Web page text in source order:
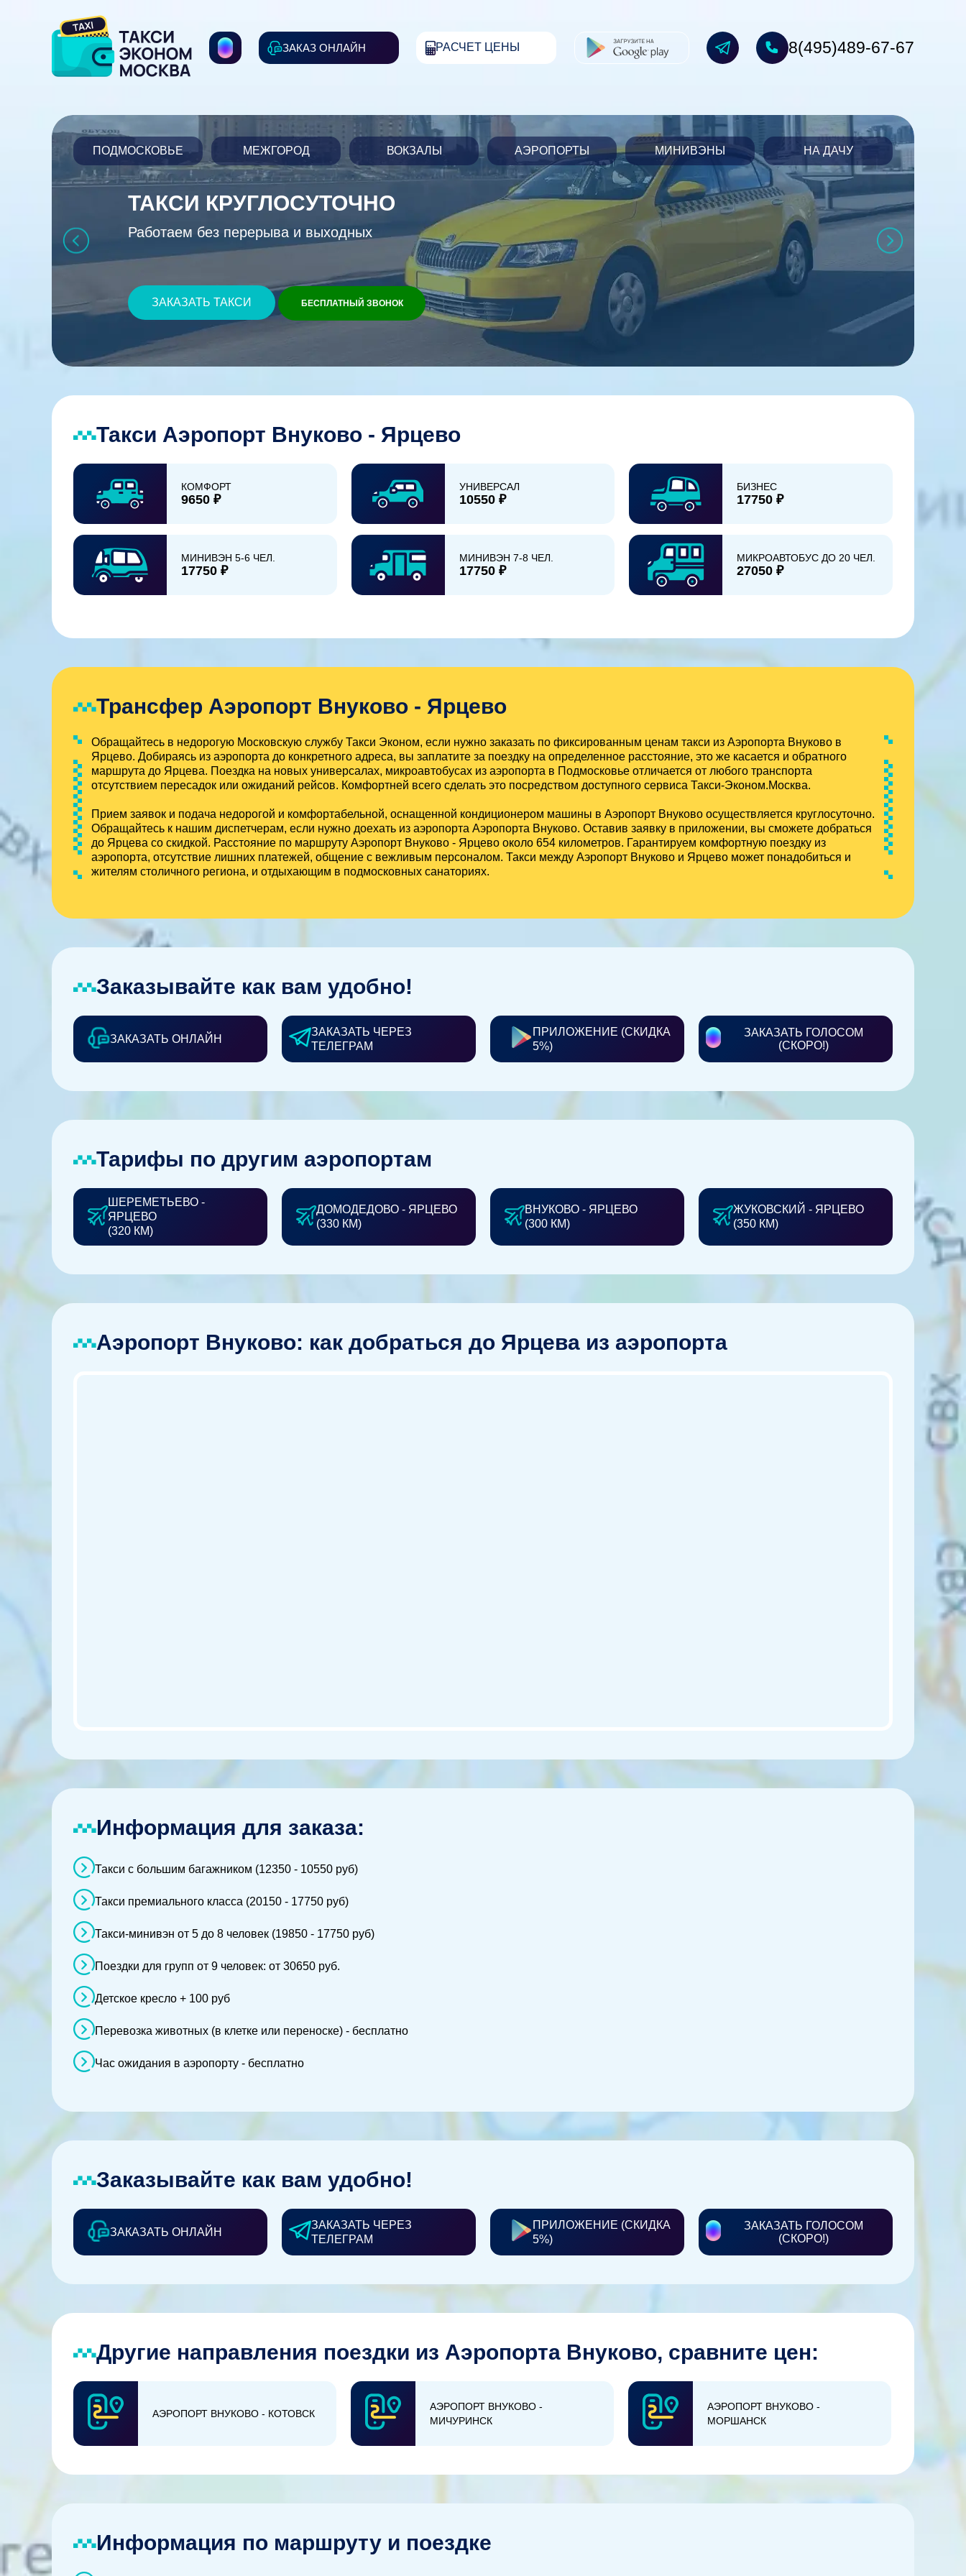
ЗАКАЗ ОНЛАЙН РАСЧЕТ ЦЕНЫ 8(495)489-67-67
ПОДМОСКОВЬЕ МЕЖГОРОД ВОКЗАЛЫ АЭРОПОРТЫ МИНИВЭНЫ НА ДАЧУ
ТАКСИ КРУГЛОСУТОЧНО
Работаем без перерыва и выходных
ЗАКАЗАТЬ ТАКСИ БЕСПЛАТНЫЙ ЗВОНОК
Такси Аэропорт Внуково - Ярцево
КОМФОРТ
9650 ₽
УНИВЕРСАЛ
10550 ₽
БИЗНЕС
17750 ₽
МИНИВЭН 5-6 ЧЕЛ.
17750 ₽
МИНИВЭН 7-8 ЧЕЛ.
17750 ₽
МИКРОАВТОБУС ДО 20 ЧЕЛ.
27050 ₽
Трансфер Аэропорт Внуково - Ярцево
Обращайтесь в недорогую Московскую службу Такси Эконом, если нужно заказать по фиксированным ценам такси из Аэропорта Внуково в
Ярцево. Добираясь из аэропорта до конкретного адреса, вы заплатите за поездку на определенное расстояние, это же касается и обратного
маршрута до Ярцева. Поездка на новых универсалах, микроавтобусах из аэропорта в Подмосковье отличается от любого транспорта
отсутствием пересадок или ожиданий рейсов. Комфортней всего сделать это посредством доступного сервиса Такси-Эконом.Москва.
Прием заявок и подача недорогой и комфортабельной, оснащенной кондиционером машины в Аэропорт Внуково осуществляется круглосуточно.
Обращайтесь к нашим диспетчерам, если нужно доехать из аэропорта Аэропорта Внуково. Оставив заявку в приложении, вы сможете добраться
до Ярцева со скидкой. Расстояние по маршруту Аэропорт Внуково - Ярцево около 654 километров. Гарантируем комфортную поездку из
аэропорта, отсутствие лишних платежей, общение с вежливым персоналом. Такси между Аэропорт Внуково и Ярцево может понадобиться и
жителям столичного региона, и отдыхающим в подмосковных санаториях.
Заказывайте как вам удобно!
ЗАКАЗАТЬ ОНЛАЙН
ЗАКАЗАТЬ ЧЕРЕЗ
ТЕЛЕГРАМ
ПРИЛОЖЕНИЕ (СКИДКА
5%)
ЗАКАЗАТЬ ГОЛОСОМ
(СКОРО!)
Тарифы по другим аэропортам
ШЕРЕМЕТЬЕВО -
ЯРЦЕВО
(320 КМ)
ДОМОДЕДОВО - ЯРЦЕВО
(330 КМ)
ВНУКОВО - ЯРЦЕВО
(300 КМ)
ЖУКОВСКИЙ - ЯРЦЕВО
(350 КМ)
Аэропорт Внуково: как добраться до Ярцева из аэропорта
Информация для заказа:
Такси с большим багажником (12350 - 10550 руб)
Такси премиального класса (20150 - 17750 руб)
Такси-минивэн от 5 до 8 человек (19850 - 17750 руб)
Поездки для групп от 9 человек: от 30650 руб.
Детское кресло + 100 руб
Перевозка животных (в клетке или переноске) - бесплатно
Час ожидания в аэропорту - бесплатно
Заказывайте как вам удобно!
ЗАКАЗАТЬ ОНЛАЙН
ЗАКАЗАТЬ ЧЕРЕЗ
ТЕЛЕГРАМ
ПРИЛОЖЕНИЕ (СКИДКА
5%)
ЗАКАЗАТЬ ГОЛОСОМ
(СКОРО!)
Другие направления поездки из Аэропорта Внуково, сравните цен:
АЭРОПОРТ ВНУКОВО - КОТОВСК
АЭРОПОРТ ВНУКОВО -
МИЧУРИНСК
АЭРОПОРТ ВНУКОВО -
МОРШАНСК
Информация по маршруту и поездке